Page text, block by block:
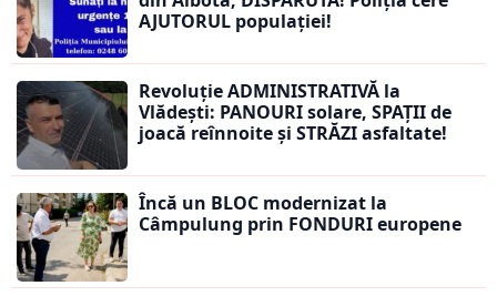
AJUTORUL populației!
Revoluție ADMINISTRATIVĂ la
Vlădești: PANOURI solare, SPAȚII de
joacă reînnoite și STRĂZI asfaltate!
Încă un BLOC modernizat la
Câmpulung prin FONDURI europene